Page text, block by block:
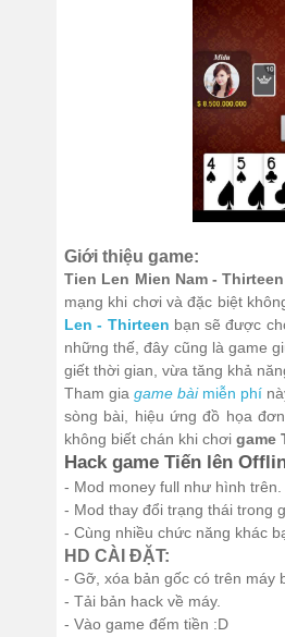
Giới thiệu game:
Tien Len Mien Nam -
mạng khi chơi và đặc biệt
Len - Thirteen bạn sẽ được
những thế, đây cũng là game
giết thời gian, vừa tăng khả
Tham giagame bàimiễn phí
sòng bài, hiệu ứng đồ họa
không biết chán khi chơi game
Hack game Tiến lên
- Mod money full như hình trên.
- Mod thay đổi trạng thái trong
- Cùng nhiều chức năng khác
HD CÀI ĐẶT:
- Gỡ, xóa bản gốc có trên máy
- Tải bản hack về máy.
- Vào game đếm tiền :D